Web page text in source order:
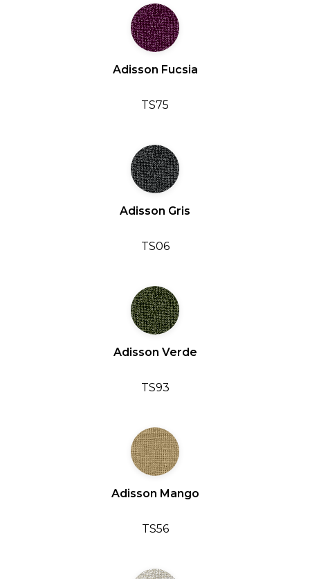
Adisson Fucsia
TS75
Adisson Gris
TS06
Adisson Verde
TS93
Adisson Mango
TS56